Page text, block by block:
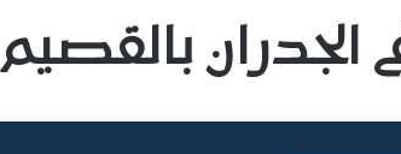
بالقصيم